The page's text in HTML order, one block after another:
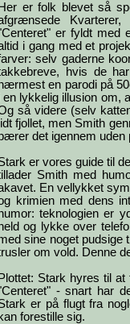
Her er folk blevet så
er fyldt med
i gang med et
selv gaderne
hvis de
en parodi på
en lykkelig illusion om,
så videre (selv
lidt fjollet, men Smith
bærer det igennem uden
er vores guide til
Smith med
En vellykket
krimien med dens
humor: teknologien er
held og lykke over
sine noget pudsige
om vold. Denne
Plottet: Stark hyres til
- snart har
er på flugt fra
kan forestille sig.